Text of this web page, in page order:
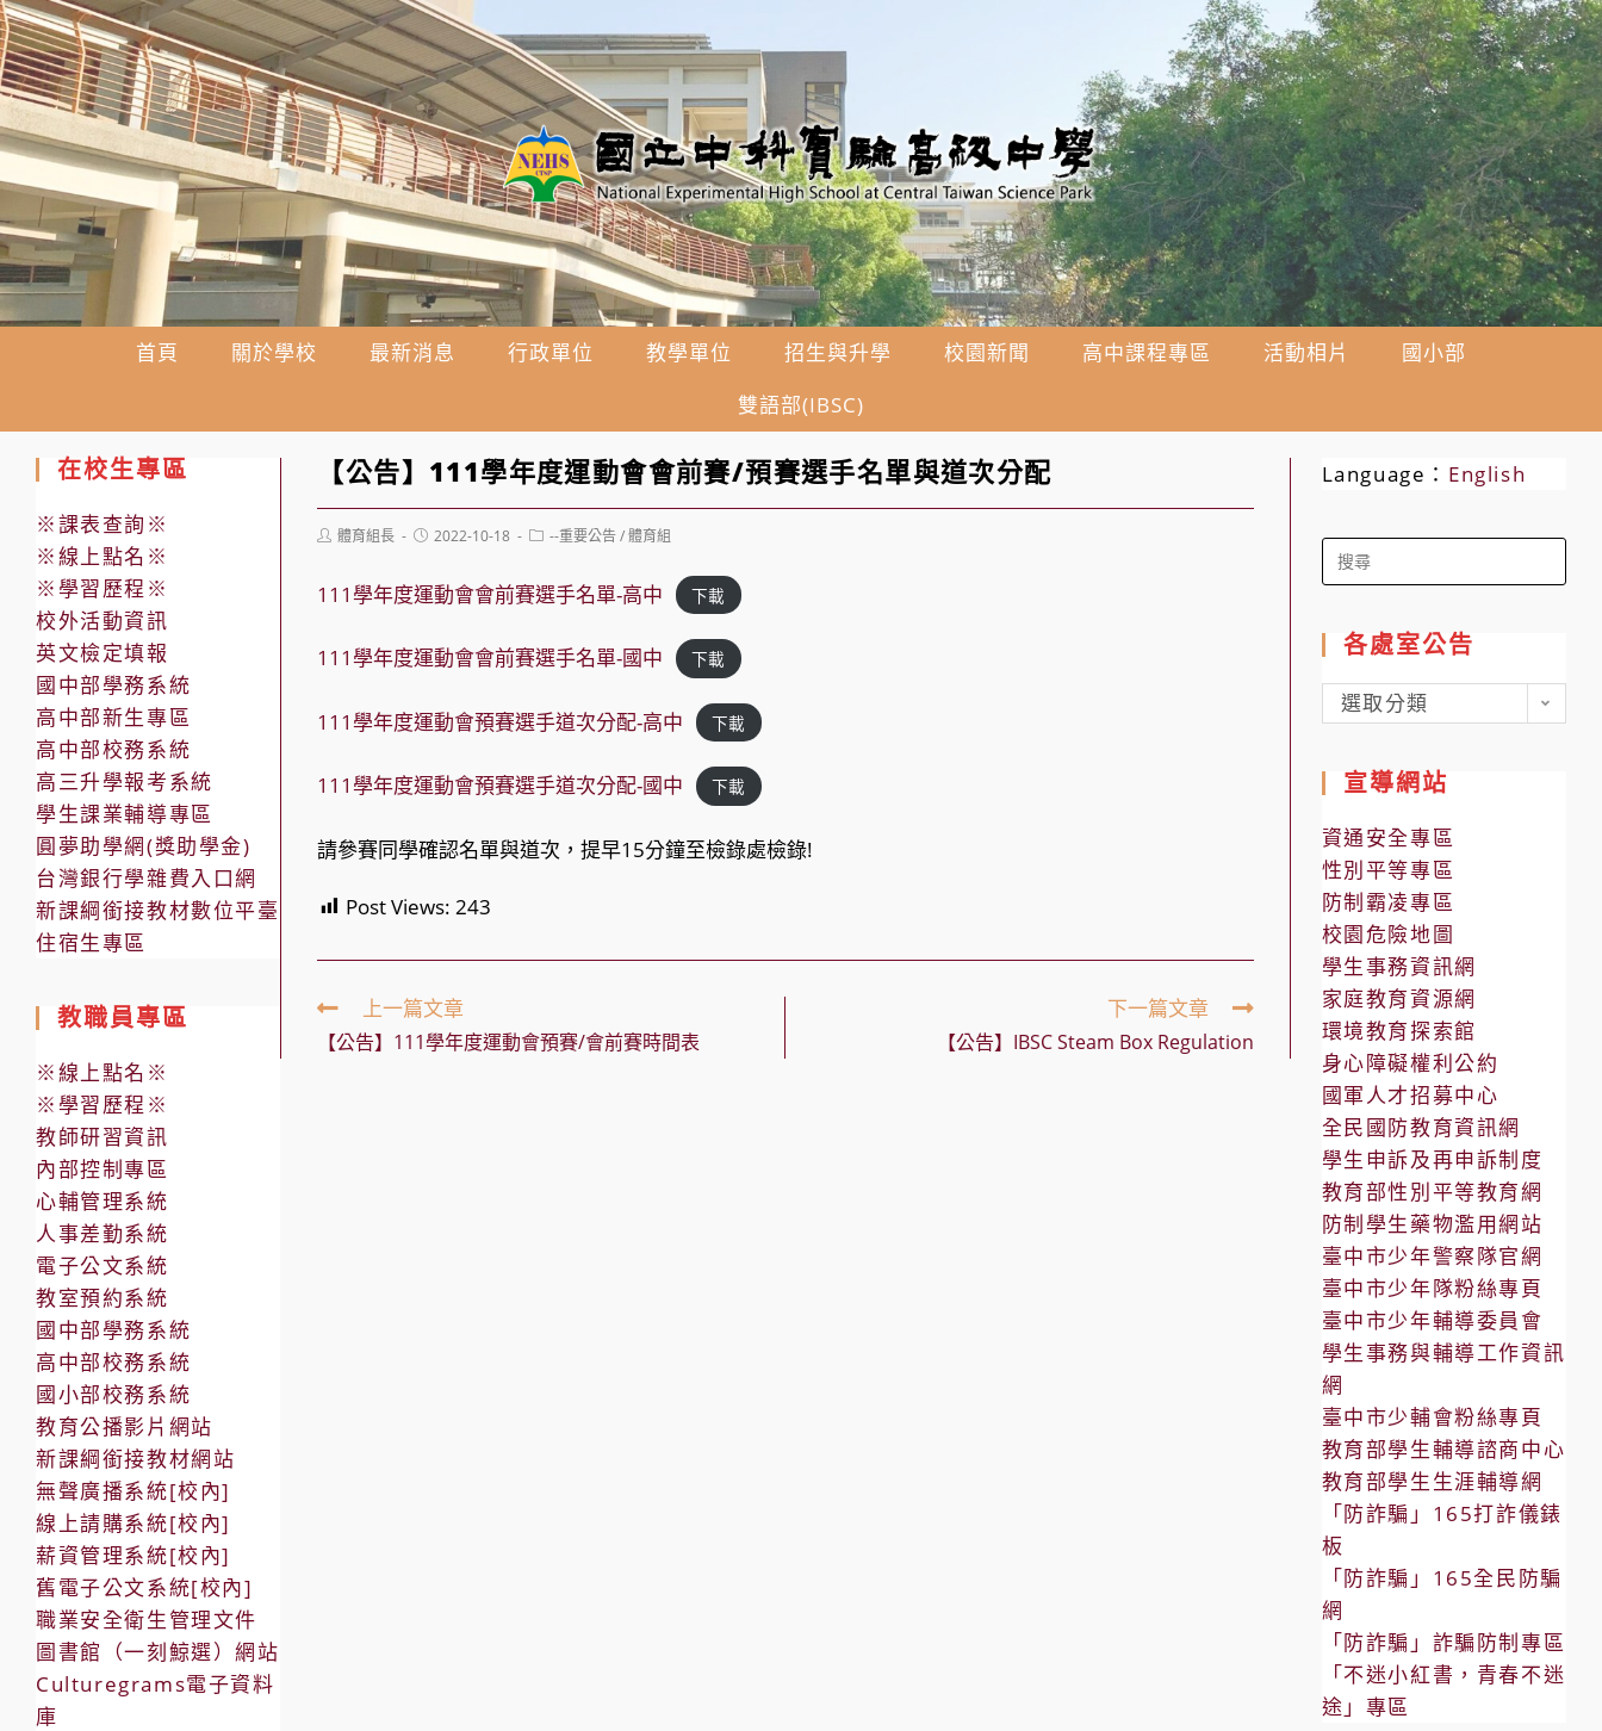
跳
轉
至
主
要
內
容
首頁 關於學校 最新消息 行政單位 教學單位 招生與升學 校園新聞 高中課程專區 活動相片
國小部
雙語部(IBSC)
【公告】111學年度運動會會前賽/預賽選手名單與道次分配
Post體育組長
Post2022-10-18
Post--重要公告 / 體育組
111學年度運動會會前賽選手名單-高中 下載
111學年度運動會會前賽選手名單-國中 下載
111學年度運動會預賽選手道次分配-高中 下載
111學年度運動會預賽選手道次分配-國中 下載
請參賽同學確認名單與道次，提早15分鐘至檢錄處檢錄!
Post Views: 243
Read
more
articles
上一篇文章
【公告】111學年度運動會預賽/會前賽時間表
下一篇文章
【公告】IBSC Steam Box Regulation
在校生專區
※課表查詢※
※線上點名※
※學習歷程※
校外活動資訊
英文檢定填報
國中部學務系統
高中部新生專區
高中部校務系統
高三升學報考系統
學生課業輔導專區
圓夢助學網(獎助學金)
台灣銀行學雜費入口網
新課綱銜接教材數位平臺
住宿生專區
教職員專區
※線上點名※
※學習歷程※
教師研習資訊
內部控制專區
心輔管理系統
人事差勤系統
電子公文系統
教室預約系統
國中部學務系統
高中部校務系統
國小部校務系統
教育公播影片網站
新課綱銜接教材網站
無聲廣播系統[校內]
線上請購系統[校內]
薪資管理系統[校內]
舊電子公文系統[校內]
職業安全衛生管理文件
圖書館（一刻鯨選）網站
Culturegrams電子資料
庫
Language： English
Search
for:
各處室公告
各
處
公
告
選取分類
宣導網站
資通安全專區
性別平等專區
防制霸凌專區
校園危險地圖
學生事務資訊網
家庭教育資源網
環境教育探索館
身心障礙權利公約
國軍人才招募中心
全民國防教育資訊網
學生申訴及再申訴制度
教育部性別平等教育網
防制學生藥物濫用網站
臺中市少年警察隊官網
臺中市少年隊粉絲專頁
臺中市少年輔導委員會
學生事務與輔導工作資訊
網
臺中市少輔會粉絲專頁
教育部學生輔導諮商中心
教育部學生生涯輔導網
「防詐騙」165打詐儀錶
板
「防詐騙」165全民防騙
網
「防詐騙」詐騙防制專區
「不迷小紅書，青春不迷
途」專區